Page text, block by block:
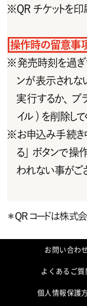
※Q R チ ケットを 印
操作時の留意事
※発売時刻を過ぎ
ンが表示されな
実行するか、ブ
イル ) を削除して
※お 申 込 み 手 続 き
る」ボタンで操
われない事がご
＊QRコードは株式
お問い合わせ
よくあるご質
個人情報保護